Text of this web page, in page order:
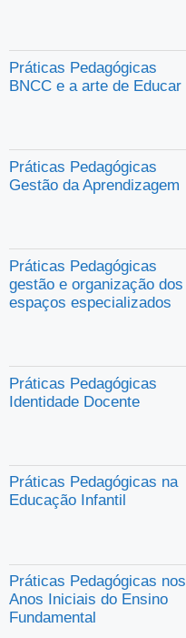
Práticas Pedagógicas
BNCC e a arte de Educar
Práticas Pedagógicas
Gestão da Aprendizagem
Práticas Pedagógicas
gestão e organização dos
espaços especializados
Práticas Pedagógicas
Identidade Docente
Práticas Pedagógicas na
Educação Infantil
Práticas Pedagógicas nos
Anos Iniciais do Ensino
Fundamental